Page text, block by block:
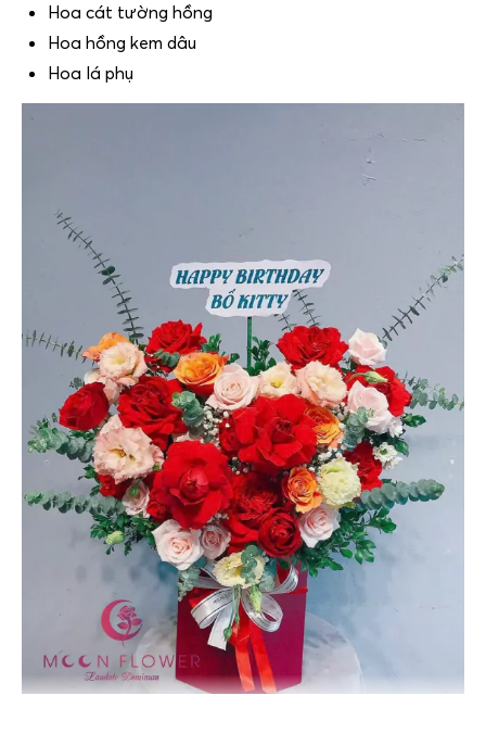
Hoa cát tường hồng
Hoa hồng kem dâu
Hoa lá phụ